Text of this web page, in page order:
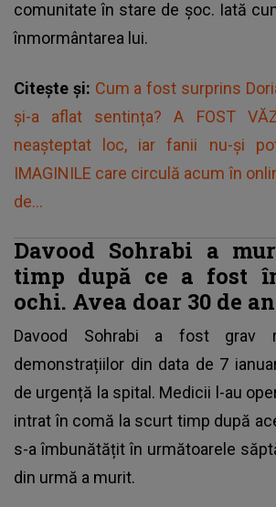
comunitate în stare de șoc. Iată
înmormântarea lui.
Citește și: Cum a fost surprins
și-a aflat sentința? A FOST
neașteptat loc, iar fanii nu-și
IMAGINILE care circulă acum în
de...
Davood Sohrabi a
timp după ce a fost
ochi. Avea doar 30 de
Davood Sohrabi a fost grav
demonstrațiilor din data de 7
de urgență la spital. Medicii l-au
intrat în comă la scurt timp după
s-a îmbunătățit în următoarele
din urmă a murit.